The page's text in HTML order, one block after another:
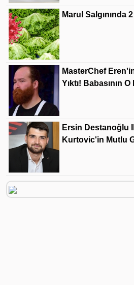
Marul Salgınında
MasterChef
Yıktı! Babasının
Ersin Destanoğlu
Kurtovic'in Mutlu